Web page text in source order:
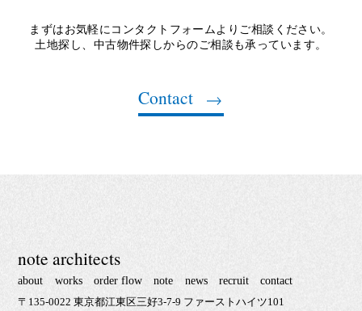
まずはお気軽にコンタクトフォームよりご相談ください。
土地探し、中古物件探しからのご相談も承っています。
Contact
note architects
about works order flow note news recruit contact
〒135-0022 東京都江東区三好3-7-9 ファーストハイツ101